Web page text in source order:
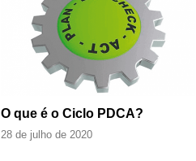
O que é o Ciclo PDCA?
28 de julho de 2020